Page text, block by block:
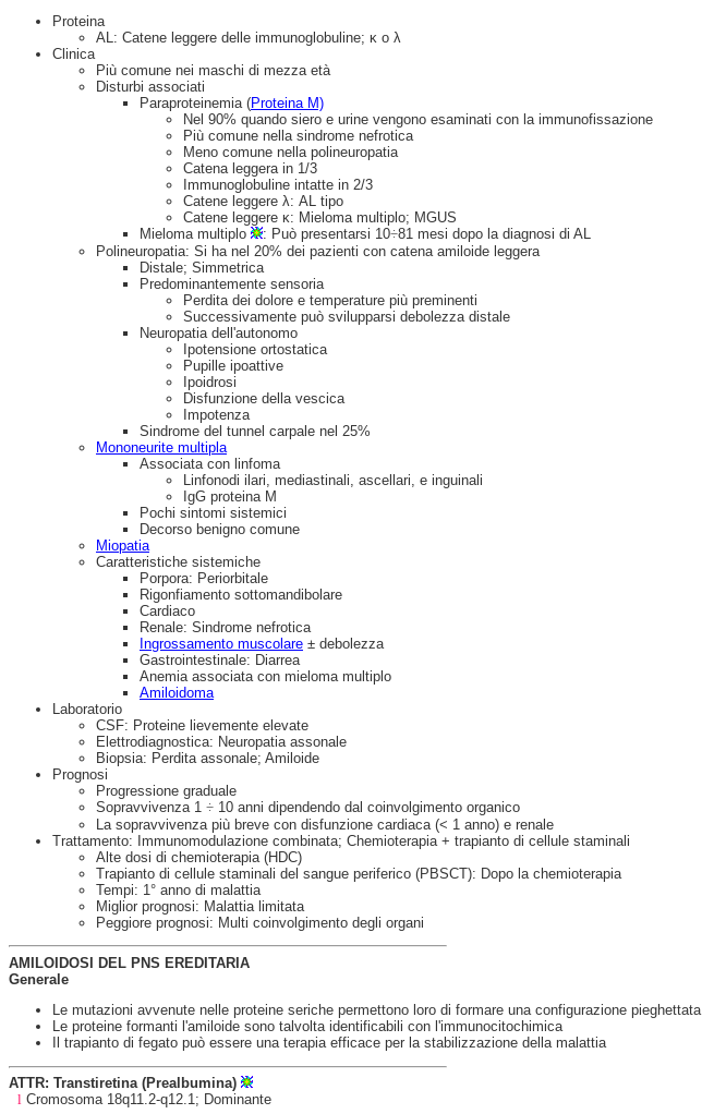
Proteina
AL: Catene leggere delle immunoglobuline; κ o λ
Clinica
Più comune nei maschi di mezza età
Disturbi associati
Paraproteinemia (Proteina M)
Nel 90% quando siero e urine vengono esaminati con la immunofissazione
Più comune nella sindrome nefrotica
Meno comune nella polineuropatia
Catena leggera in 1/3
Immunoglobuline intatte in 2/3
Catene leggere λ: AL tipo
Catene leggere κ: Mieloma multiplo; MGUS
Mieloma multiplo
: Può presentarsi 10÷81 mesi dopo la diagnosi di AL
Polineuropatia: Si ha nel 20% dei pazienti con catena amiloide leggera
Distale; Simmetrica
Predominantemente sensoria
Perdita dei dolore e temperature più preminenti
Successivamente può svilupparsi debolezza distale
Neuropatia dell'autonomo
Ipotensione ortostatica
Pupille ipoattive
Ipoidrosi
Disfunzione della vescica
Impotenza
Sindrome del tunnel carpale nel 25%
Mononeurite multipla
Associata con linfoma
Linfonodi ilari, mediastinali, ascellari, e inguinali
IgG proteina M
Pochi sintomi sistemici
Decorso benigno comune
Miopatia
Caratteristiche sistemiche
Porpora: Periorbitale
Rigonfiamento sottomandibolare
Cardiaco
Renale: Sindrome nefrotica
Ingrossamento muscolare ± debolezza
Gastrointestinale: Diarrea
Anemia associata con mieloma multiplo
Amiloidoma
Laboratorio
CSF: Proteine lievemente elevate
Elettrodiagnostica: Neuropatia assonale
Biopsia: Perdita assonale; Amiloide
Prognosi
Progressione graduale
Sopravvivenza 1 ÷ 10 anni dipendendo dal coinvolgimento organico
La sopravvivenza più breve con disfunzione cardiaca (< 1 anno) e renale
Trattamento: Immunomodulazione combinata; Chemioterapia + trapianto di cellule staminali
Alte dosi di chemioterapia (HDC)
Trapianto di cellule staminali del sangue periferico (PBSCT): Dopo la chemioterapia
Tempi: 1° anno di malattia
Miglior prognosi: Malattia limitata
Peggiore prognosi: Multi coinvolgimento degli organi
AMILOIDOSI DEL PNS EREDITARIA
Generale
Le mutazioni avvenute nelle proteine seriche permettono loro di formare una configurazione pieghettata
Le proteine formanti l'amiloide sono talvolta identificabili con l'immunocitochimica
Il trapianto di fegato può essere una terapia efficace per la stabilizzazione della malattia
ATTR: Transtiretina (Prealbumina)
l Cromosoma 18q11.2-q12.1; Dominante